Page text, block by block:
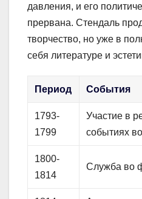
давления, и его
прервана. Стендаль
творчество, но уже в
себя литературе и
Период События
1793-
1799
Участие в
событиях
1800-
1814
Служба во